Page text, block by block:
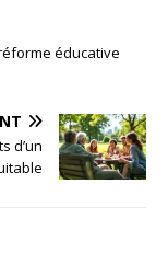
éducative
d’un